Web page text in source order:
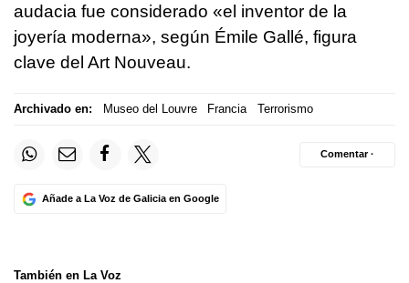
audacia fue considerado «el inventor de la
joyería moderna», según Émile Gallé, figura
clave del Art Nouveau.
Archivado en: Museo del Louvre Francia Terrorismo
Añade a La Voz de Galicia en Google
Comentar ·
También en La Voz